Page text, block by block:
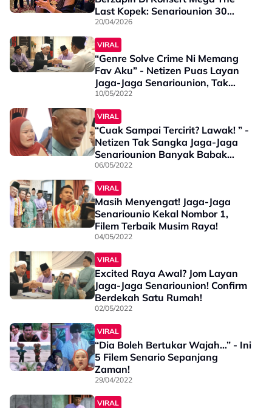
Last Kopek: Senariounion 30
Tahun, Penganjur Perjelas
Kenapa Tak Pilih Heyda Hafeey
20/04/2026
VIRAL
“Genre Solve Crime Ni Memang
Fav Aku” - Netizen Puas Layan
Jaga-Jaga Senariounion, Tak
Sangka Ada Plot Twist!
10/05/2022
VIRAL
“Cuak Sampai Tercirit? Lawak! ” -
Netizen Tak Sangka Jaga-Jaga
Senariounion Banyak Babak
Berdekah!
06/05/2022
VIRAL
Masih Menyengat! Jaga-Jaga
Senariounio Kekal Nombor 1,
Filem Terbaik Musim Raya!
04/05/2022
VIRAL
Excited Raya Awal? Jom Layan
Jaga-Jaga Senariounion! Confirm
Berdekah Satu Rumah!
02/05/2022
VIRAL
“Dia Boleh Bertukar Wajah…” - Ini
5 Filem Senario Sepanjang
Zaman!
29/04/2022
VIRAL